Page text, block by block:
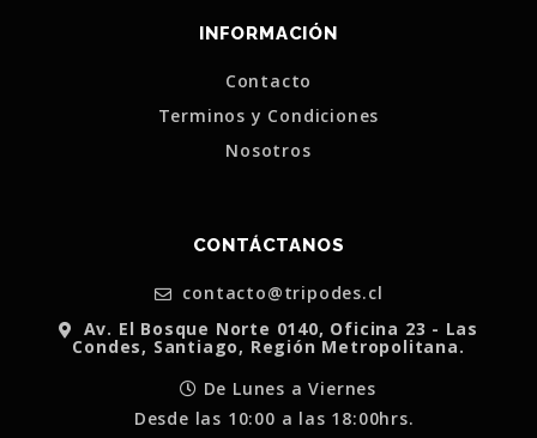
INFORMACIÓN
Contacto
Terminos y Condiciones
Nosotros
CONTÁCTANOS
contacto@tripodes.cl
Av. El Bosque Norte 0140, Oficina 23 - Las
Condes, Santiago, Región Metropolitana.
De Lunes a Viernes
Desde las 10:00 a las 18:00hrs.